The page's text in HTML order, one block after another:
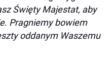
Święty Majestat, aby
Pragniemy bowiem
oddanym Waszemu